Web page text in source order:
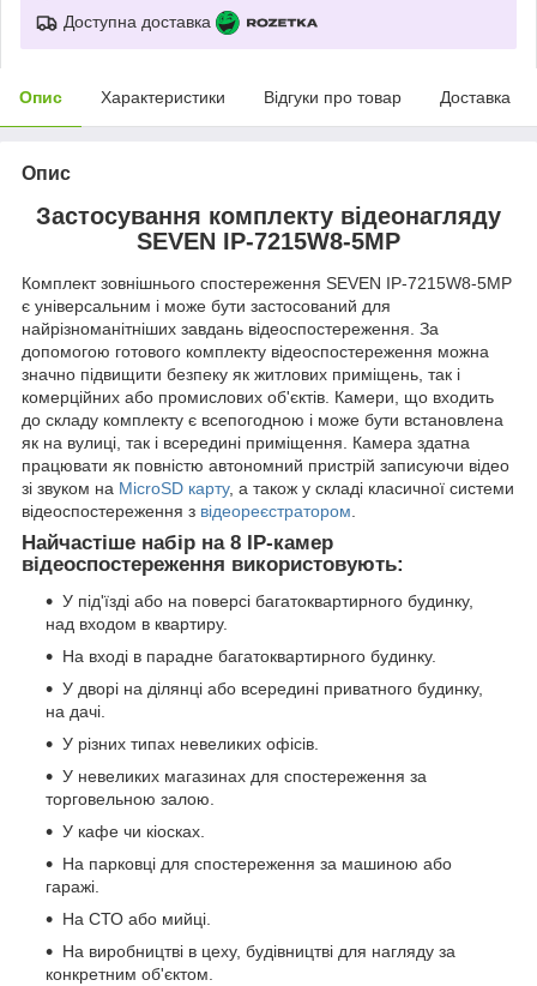
Доступна доставка
Опис Характеристики Відгуки про товар Доставка
Опис
Застосування комплекту відеонагляду
SEVEN IP-7215W8-5MP
Комплект зовнішнього спостереження SEVEN IP-7215W8-5MP
є універсальним і може бути застосований для
найрізноманітніших завдань відеоспостереження. За
допомогою готового комплекту відеоспостереження можна
значно підвищити безпеку як житлових приміщень, так і
комерційних або промислових об'єктів. Камери, що входить
до складу комплекту є всепогодною і може бути встановлена
як на вулиці, так і всередині приміщення. Камера здатна
працювати як повністю автономний пристрій записуючи відео
зі звуком на MicroSD карту, а також у складі класичної системи
відеоспостереження з відеореєстратором.
Найчастіше набір на 8 IP-камер
відеоспостереження використовують:
У під'їзді або на поверсі багатоквартирного будинку,
над входом в квартиру.
На вході в парадне багатоквартирного будинку.
У дворі на ділянці або всередині приватного будинку,
на дачі.
У різних типах невеликих офісів.
У невеликих магазинах для спостереження за
торговельною залою.
У кафе чи кіосках.
На парковці для спостереження за машиною або
гаражі.
На СТО або мийці.
На виробництві в цеху, будівництві для нагляду за
конкретним об'єктом.